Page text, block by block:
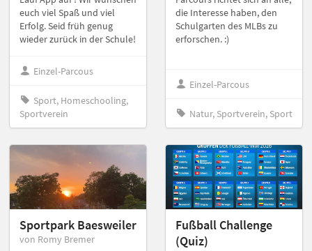
euch viel Spaß und viel
Erfolg. Seid früh genug
wieder zurück in der Schule!
Einzel-Parcous
Sport, Homeschooling,
Sportverein
die Interesse haben, den
Schulgarten des MLBs zu
erforschen. :)
Einzel-Parcous
Natur, Sportverein, Sport
Sportpark Baesweiler
von Romy Bremer
Fußball Challenge
(Quiz)